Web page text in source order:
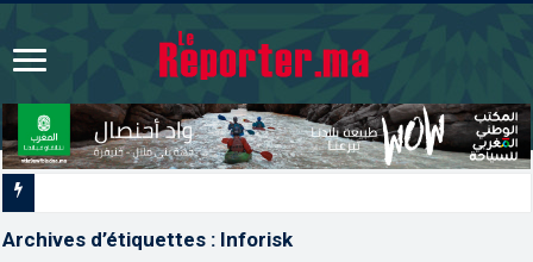
Archives d’étiquettes : Inforisk